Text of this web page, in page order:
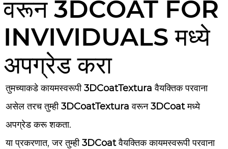
वरून 3DCOAT FOR
INVIVIDUALS मध्ये
अपग्रेड करा
तुमच्याकडे कायमस्वरूपी3DCoatTextura वैयक्तिक परवाना
असेल तरच तुम्ही3DCoatTextura वरून3DCoatमध्ये
अपग्रेड करू शकता.
या प्रकरणात, जर तुम्ही3DCoatवैयक्तिक कायमस्वरूपी परवाना